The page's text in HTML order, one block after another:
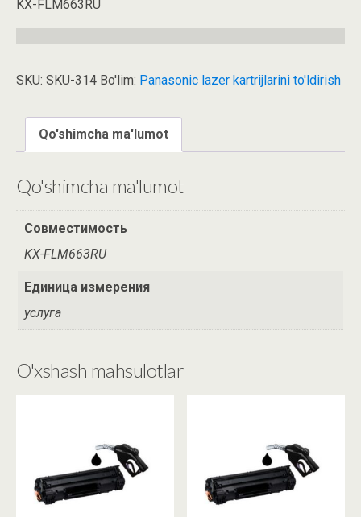
KX-FLM663RU
SKU: SKU-314 Bo'lim: Panasonic lazer kartrijlarini to'ldirish
Qo'shimcha ma'lumot
Qo'shimcha ma'lumot
Совместимость
KX-FLM663RU
Единица измерения
услуга
O'xshash mahsulotlar